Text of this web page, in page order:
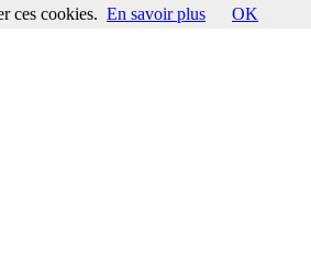
ces cookies. En savoir plus OK